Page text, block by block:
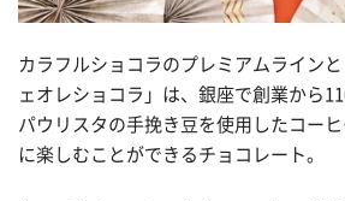
カラフルショコラのプレミアムライン
ェオレショコラ」は、銀座で創業から
パウリスタの手挽き豆を使用したコー
に楽しむことができるチョコレート。